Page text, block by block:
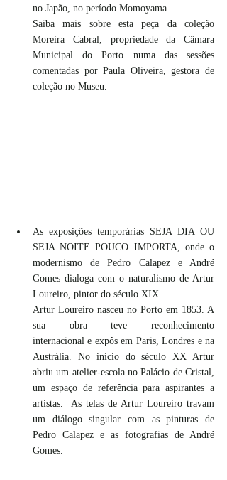
no Japão, no período Momoyama.
Saiba mais sobre esta peça da coleção
Moreira Cabral, propriedade da Câmara
Municipal do Porto numa das sessões
comentadas por Paula Oliveira, gestora de
coleção no Museu.
As exposições temporárias SEJA DIA OU
SEJA NOITE POUCO IMPORTA, onde o
modernismo de Pedro Calapez e André
Gomes dialoga com o naturalismo de Artur
Loureiro, pintor do século XIX.
Artur Loureiro nasceu no Porto em 1853. A
sua obra teve reconhecimento
internacional e expôs em Paris, Londres e na
Austrália. No início do século XX Artur
abriu um atelier-escola no Palácio de Cristal,
um espaço de referência para aspirantes a
artistas.  As telas de Artur Loureiro travam
um diálogo singular com as pinturas de
Pedro Calapez e as fotografias de André
Gomes.